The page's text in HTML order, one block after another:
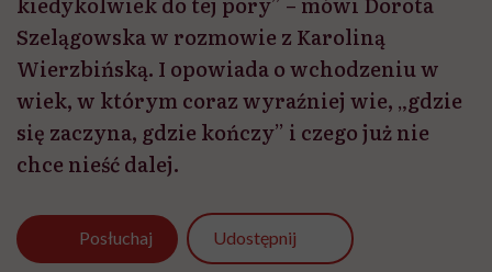
Szelągowska w rozmowie z Karoliną
Wierzbińską. I opowiada o wchodzeniu w
wiek, w którym coraz wyraźniej wie, „gdzie
się zaczyna, gdzie kończy” i czego już nie
chce nieść dalej.
Posłuchaj Udostępnij